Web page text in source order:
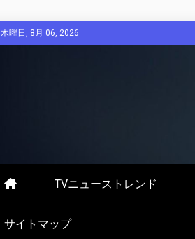
木曜日, 8月 06, 2026
TVニューストレンド
サイトマップ